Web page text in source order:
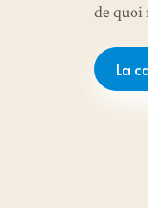
de quoi
La